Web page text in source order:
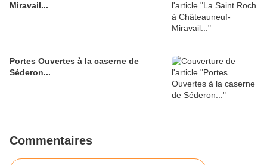
Miravail...
Portes Ouvertes à la caserne de
Séderon...
Commentaires